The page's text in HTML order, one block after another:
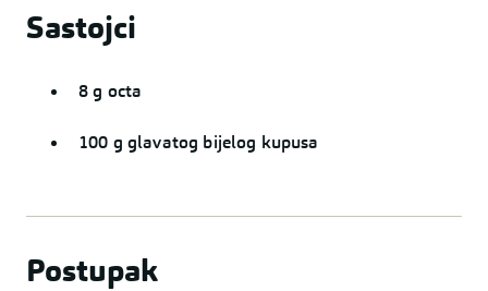
Sastojci
8 g octa
100 g glavatog bijelog kupusa
Postupak